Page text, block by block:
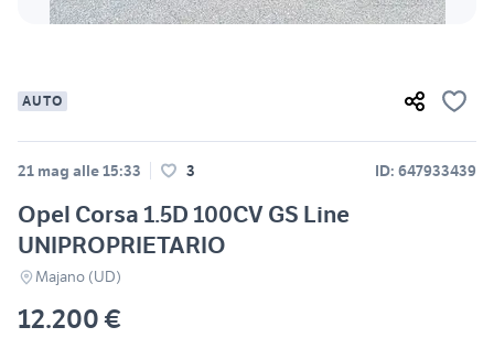
AUTO
21 mag alle 15:33 3 ID: 647933439
Opel Corsa 1.5D 100CV GS Line
UNIPROPRIETARIO
Majano (UD)
12.200 €